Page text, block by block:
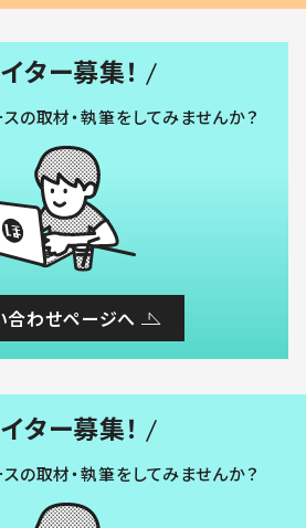
ター募集！
の取材・執筆をしてみませんか？
合わせページへ
ター募集！
の取材・執筆をしてみませんか？